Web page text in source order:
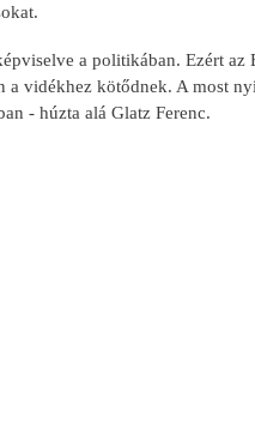
a politikában. Ezért
a vidékhez kötődnek. A most
- húzta alá Glatz Ferenc.